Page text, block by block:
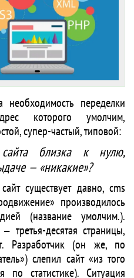
переделки
которого умолчим,
супер-частый, типовой:
сайта близка к нулю,
— «никакие»?
существует давно, cms
производилось
(название умолчим.).
десятая страницы,
Разработчик (он же, по
слепил сайт «из того
статистике). Cитуация